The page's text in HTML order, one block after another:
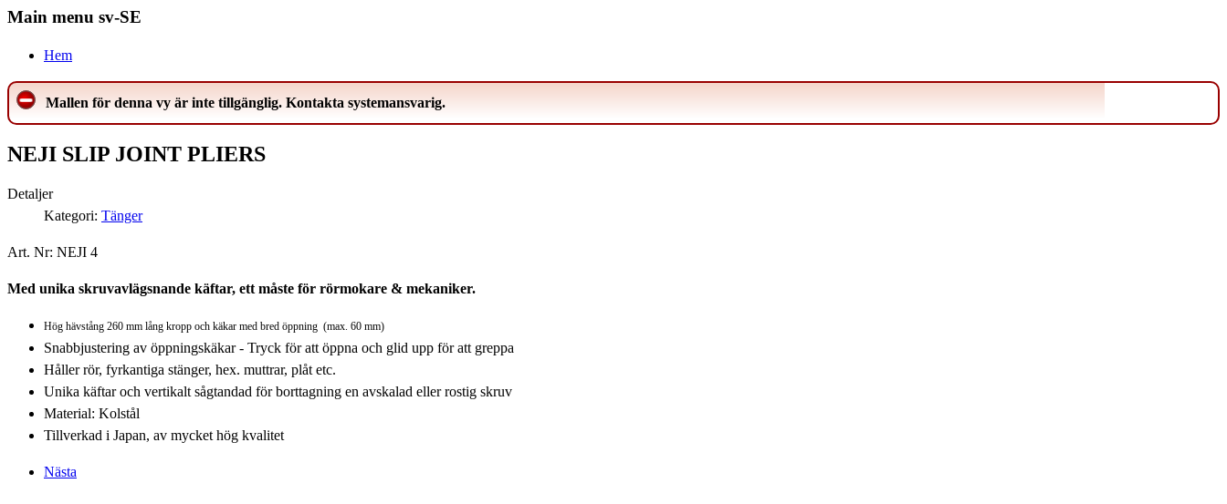
Main menu sv-SE
Hem
Mallen för denna vy är inte tillgänglig. Kontakta systemansvarig.
NEJI SLIP JOINT PLIERS
Detaljer
Kategori: Tänger
Art. Nr: NEJI 4
Med unika skruvavlägsnande käftar, ett måste för rörmokare & mekaniker.
Hög hävstång 260 mm lång kropp och käkar med bred öppning (max. 60 mm)
Snabbjustering av öppningskäkar - Tryck för att öppna och glid upp för att greppa
Håller rör, fyrkantiga stänger, hex. muttrar, plåt etc.
Unika käftar och vertikalt sågtandad för borttagning en avskalad eller rostig skruv
Material: Kolstål
Tillverkad i Japan, av mycket hög kvalitet
Nästa